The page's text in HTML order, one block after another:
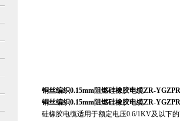
铜丝编织0.15mm阻燃硅橡胶电缆ZR-YGZPR
铜丝编织0.15mm阻燃硅橡胶电缆ZR-YGZPR
硅橡胶电缆适用于额定电压0.6/1KV及以下